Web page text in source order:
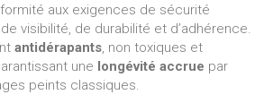
aux exigences de sécurité
visibilité, de durabilité et d’adhérence.
antidérapants, non toxiques et
une longévité accrue par
peints classiques.